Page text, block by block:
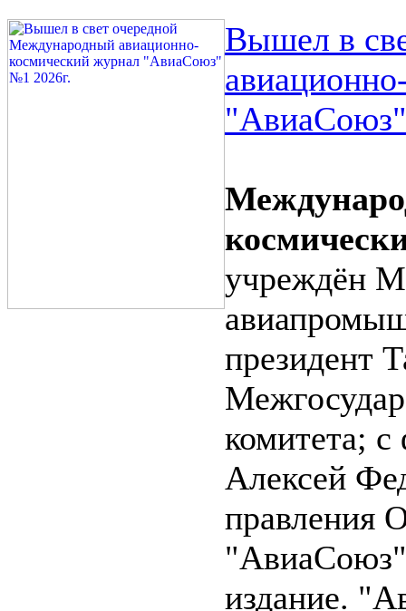
Вышел в
учреждён
президент
комитета; с
Алексей
правления
"АвиаСоюз"
издание.